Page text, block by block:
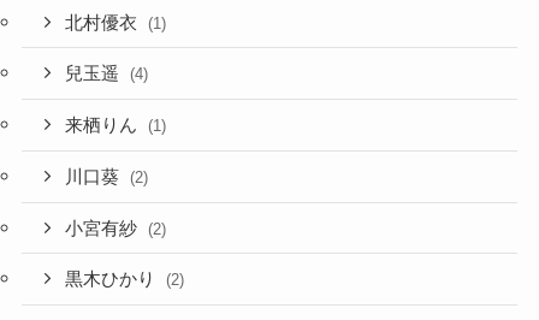
北村優衣 (1)
兒玉遥 (4)
来栖りん (1)
川口葵 (2)
小宮有紗 (2)
黒木ひかり (2)